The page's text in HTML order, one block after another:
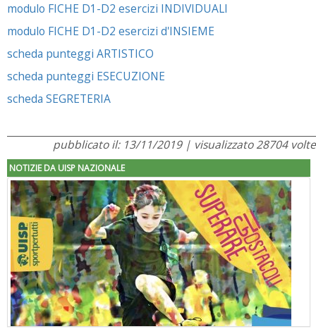
modulo FICHE D1-D2 esercizi INDIVIDUALI
modulo FICHE D1-D2 esercizi d'INSIEME
scheda punteggi ARTISTICO
scheda punteggi ESECUZIONE
scheda SEGRETERIA
pubblicato il: 13/11/2019 | visualizzato 28704 volte
NOTIZIE DA UISP NAZIONALE